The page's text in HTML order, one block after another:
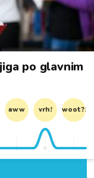
po glavnim
aww vrh! woot?!